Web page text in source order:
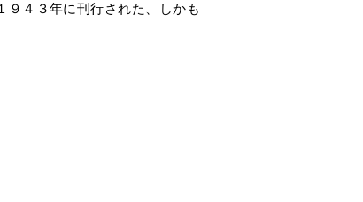
９４３年に刊行された、しかも